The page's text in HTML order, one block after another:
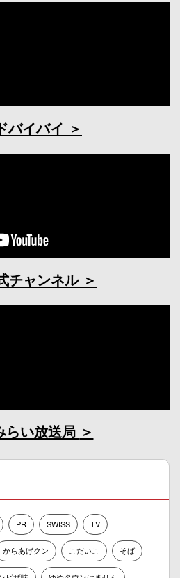
バイバイ
チャンネル
らい放送局
PR SWISS TV
からあげクン こだいこ そば